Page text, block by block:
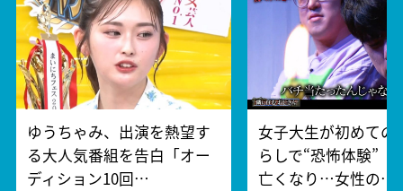
ゆうちゃみ、出演を熱望す
る大人気番組を告白「オー
ディション10回…
女子大生が初めての
らしで“恐怖体験”
亡くなり…女性の…